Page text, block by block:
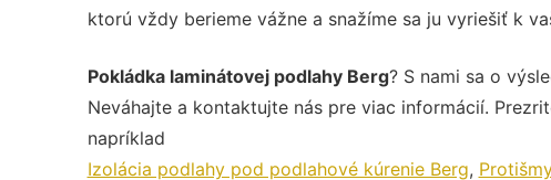
ktorú vždy berieme vážne a snažíme sa ju vyriešiť k
Pokládka laminátovej podlahy Berg? S nami sa o
Neváhajte a kontaktujte nás pre viac informácií.
napríklad
Izolácia podlahy pod podlahové kúrenie Berg,